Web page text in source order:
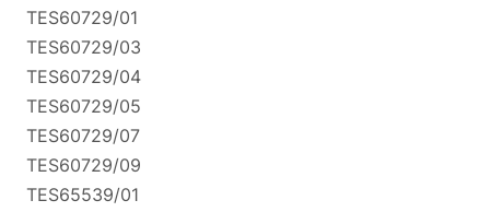
TES60729/01
TES60729/03
TES60729/04
TES60729/05
TES60729/07
TES60729/09
TES65539/01